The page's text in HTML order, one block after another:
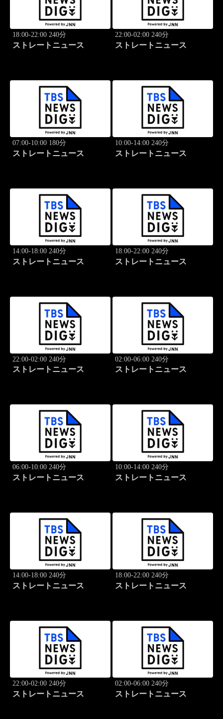
18:00-22:00 240分
ストレートニュース
22:00-02:00 240分
ストレートニュース
07:00-10:00 180分
ストレートニュース
10:00-14:00 240分
ストレートニュース
14:00-18:00 240分
ストレートニュース
18:00-22:00 240分
ストレートニュース
22:00-02:00 240分
ストレートニュース
02:00-06:00 240分
ストレートニュース
06:00-10:00 240分
ストレートニュース
10:00-14:00 240分
ストレートニュース
14:00-18:00 240分
ストレートニュース
18:00-22:00 240分
ストレートニュース
22:00-02:00 240分
ストレートニュース
02:00-06:00 240分
ストレートニュース